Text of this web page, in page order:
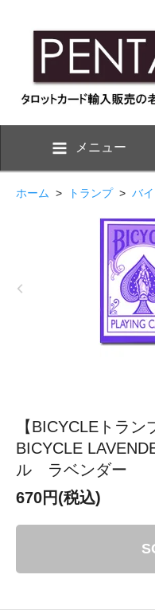
メニュー
ホーム > トランプ> バ
【BICYCLEトラン
BICYCLE
ル ラベンダー
670円(税込)